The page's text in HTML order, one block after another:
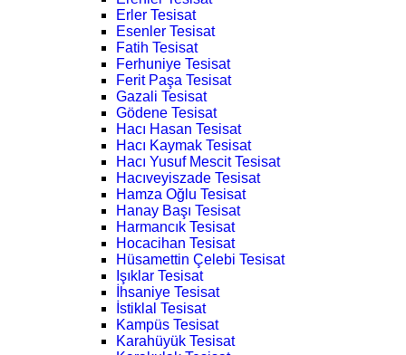
Erler Tesisat
Esenler Tesisat
Fatih Tesisat
Ferhuniye Tesisat
Ferit Paşa Tesisat
Gazali Tesisat
Gödene Tesisat
Hacı Hasan Tesisat
Hacı Kaymak Tesisat
Hacı Yusuf Mescit Tesisat
Hacıveyiszade Tesisat
Hamza Oğlu Tesisat
Hanay Başı Tesisat
Harmancık Tesisat
Hocacihan Tesisat
Hüsamettin Çelebi Tesisat
Işıklar Tesisat
İhsaniye Tesisat
İstiklal Tesisat
Kampüs Tesisat
Karahüyük Tesisat